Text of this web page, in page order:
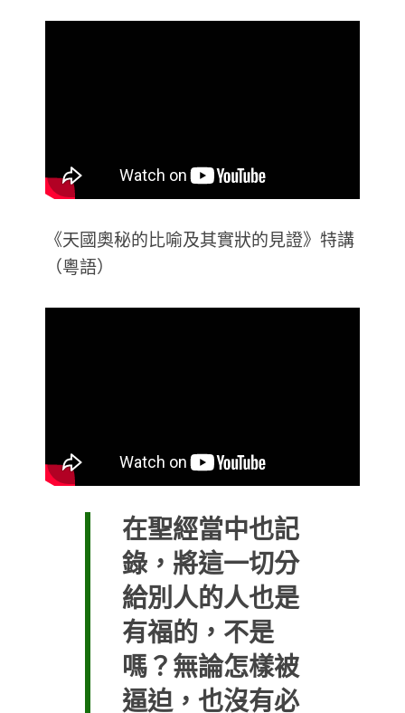
《天國奧秘的比喻及其實狀的見證》特講
（粵語）
在聖經當中也記
錄，將這一切分
給別人的人也是
有福的，不是
嗎？無論怎樣被
逼迫，也沒有必